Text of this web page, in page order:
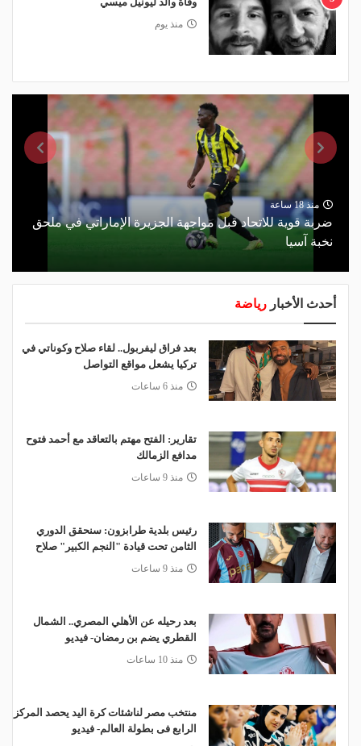
منذ يوم
منذ 18 ساعة
ضربة قوية للاتحاد قبل مواجهة الجزيرة الإماراتي في ملحق
نخبة آسيا
أحدث الأخبار رياضة
بعد فراق ليفربول.. لقاء صلاح وكوناتي في
تركيا يشعل مواقع التواصل
منذ 6 ساعات
تقارير: الفتح مهتم بالتعاقد مع أحمد فتوح
مدافع الزمالك
منذ 9 ساعات
رئيس بلدية طرابزون: سنحقق الدوري
الثامن تحت قيادة "النجم الكبير" صلاح
منذ 9 ساعات
بعد رحيله عن الأهلي المصري.. الشمال
القطري يضم بن رمضان- فيديو
منذ 10 ساعات
منتخب مصر لناشئات كرة اليد يحصد المركز
الرابع فى بطولة العالم- فيديو